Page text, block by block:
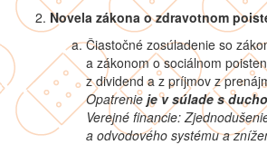
Novela zákona o zdravotnom
Čiastočné zosúladenie so
a zákonom o sociálnom
z dividend a z príjmov z
Opatrenie je v súlade s
Verejné financie:
a odvodového systému a